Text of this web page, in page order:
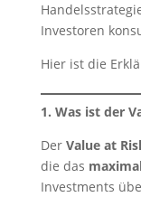
Investoren
Hier ist die
1. Was ist der
Der Value at
die das
Investments